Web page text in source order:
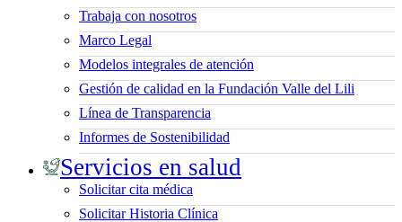
Trabaja con nosotros
Marco Legal
Modelos integrales de atención
Gestión de calidad en la Fundación Valle del Lili
Línea de Transparencia
Informes de Sostenibilidad
Servicios en salud
Solicitar cita médica
Solicitar Historia Clínica